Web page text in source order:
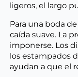
ligeros, el largo
Para una boda
caída suave. La
imponerse. Los
los estampados
ayudan a que el